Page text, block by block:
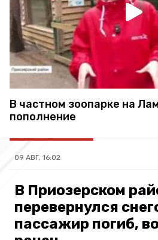
В частном зоопарке на
пополнение
09 АВГ, 16:02
В Приозерском
перевернулся
пассажир погиб,